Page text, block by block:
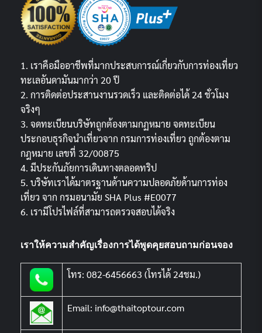
1. เราคือมืออาชีพที่มากประสบการณ์เกี่ยวกับการท่องเที่ยว
ทะเลอันดามันมากว่า 20 ปี
2. การติดต่อประสานงานรวดเร็ว และติดต่อได้ 24 ชั่วโมง
จริงๆ
3. จดทะเบียนบริษัทถูกต้องตามกฏหมาย จดทะเบียน
ประกอบธุรกิจนำเที่ยวจาก กรมการท่องเที่ยว ถูกต้องตาม
กฎหมาย เลขที่ 32/00875
4. มีประกันภัยการเดินทางตลอดทริป
5. บริษัทเราได้มาตรฐานด้านความปลอดภัยด้านการท่อง
เที่ยว จาก กรมอนามัย SHA Plus #E0077
6. เรามีโปรไฟล์ที่สามารถตรวจสอบได้จริง
เราให้ความสำคัญเรื่องการได้พูดคุยสอบถามก่อนจอง
โทร: 082-6456663 (โทรได้ 24ชม.)
Email: info@thaitoptour.com